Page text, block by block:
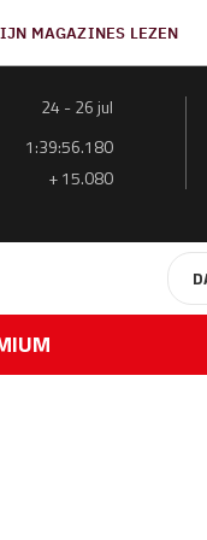
MAGAZINES LEZEN
24 - 26 jul
1:39:56.180
+ 15.080